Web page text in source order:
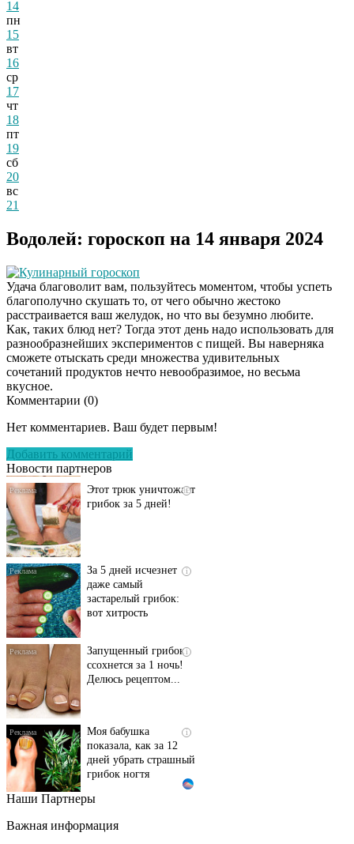
14
пн
15
вт
16
ср
17
чт
18
пт
19
сб
20
вс
21
Водолей: гороскоп на 14 января 2024
Кулинарный гороскоп
Удача благоволит вам, пользуйтесь моментом, чтобы успеть
благополучно скушать то, от чего обычно жестоко
расстраивается ваш желудок, но что вы безумно любите.
Как, таких блюд нет? Тогда этот день надо использовать для
разнообразнейших экспериментов с пищей. Вы наверняка
сможете отыскать среди множества удивительных
сочетаний продуктов нечто невообразимое, но весьма
вкусное.
Комментарии (0)
Нет комментариев. Ваш будет первым!
Добавить комментарий
Новости партнеров
Даже самый
исчезнет с корнем,
грибок за 5 дней!
даже самый
застарелый грибок:
вот хитрость
ссохнется за 1 ночь!
Делюсь рецептом...
показала, как за 12
дней убрать страшный
грибок ногтя
Этот танец невесты
Пересмотрела 10 раз
Наши Партнеры
Важная информация